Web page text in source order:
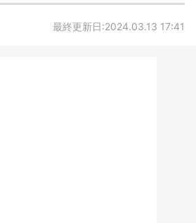
最終更新日:2024.03.13 17:41